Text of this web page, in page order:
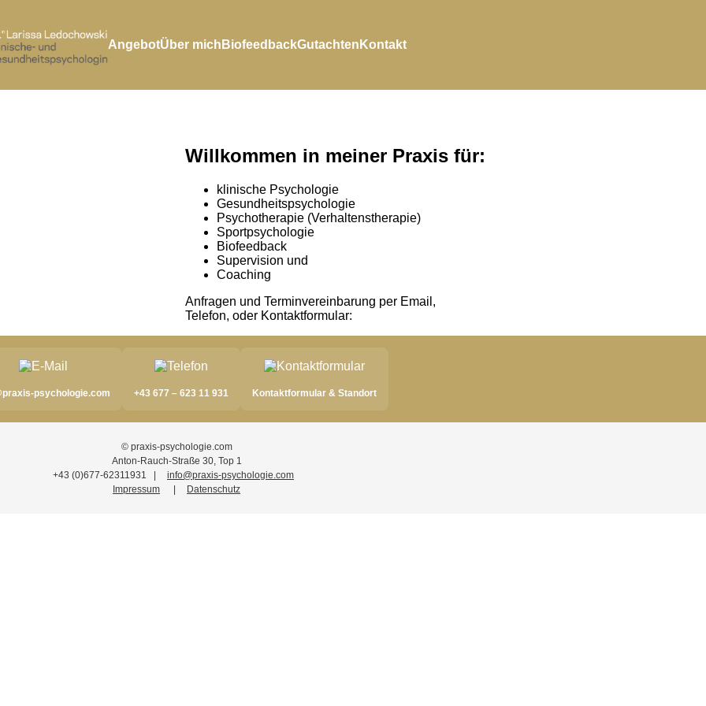
AngebotÜber mich BiofeedbackGutachten Kontakt
Willkommen in meiner Praxis für:
klinische Psychologie
Gesundheitspsychologie
Psychotherapie (Verhaltenstherapie)
Sportpsychologie
Biofeedback
Supervision und
Coaching
Anfragen und Terminvereinbarung per Email,
Telefon, oder Kontaktformular:
psychologie.com +43 677 – 623 11 931 Kontaktformular & Standort
© praxis-psychologie.com
Anton-Rauch-Straße 30, Top 1
+43 (0)677-62311931
|
info@praxis-psychologie.com
Impressum
| Datenschutz